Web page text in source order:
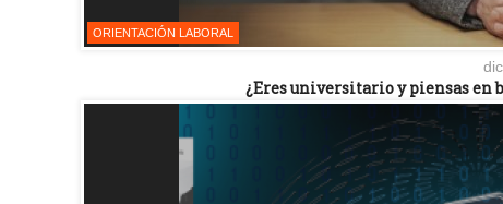
ORIENTACIÓN LABORAL
¿Eres universitario y piensas en